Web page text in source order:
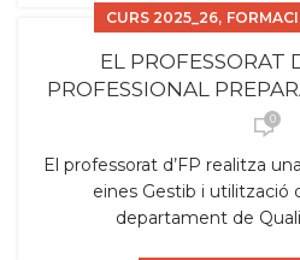
CURS 2025_26,
EL PROFESSORAT
PROFESSIONAL
0
El professorat d’FP realitza
eines Gestib i utilització
departament de